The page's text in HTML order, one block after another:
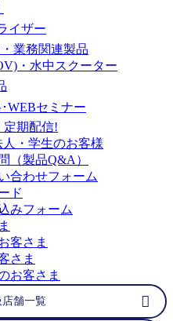
イザー
業務関連製品
・水中スクーター
WEBセミナー
定期配信!
・学生のお客様
（製品Q&A）
合わせフォーム
ド
みフォーム
客さま
さま
お客さま
店舗一覧